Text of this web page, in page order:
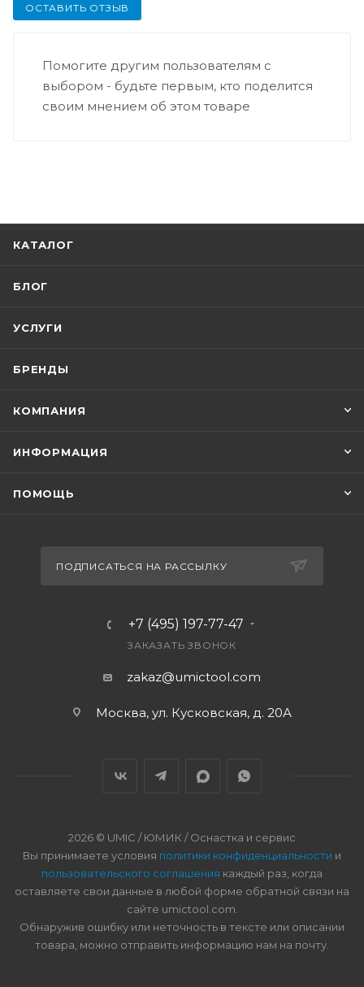
ОСТАВИТЬ ОТЗЫВ
Помогите другим пользователям с
выбором - будьте первым, кто поделится
своим мнением об этом товаре
КАТАЛОГ
БЛОГ
УСЛУГИ
БРЕНДЫ
КОМПАНИЯ
ИНФОРМАЦИЯ
ПОМОЩЬ
ПОДПИСАТЬСЯ НА РАССЫЛКУ
+7 (495) 197-77-47
ЗАКАЗАТЬ ЗВОНОК
zakaz@umictool.com
Москва, ул. Кусковская, д. 20А
2026 © UMIC / ЮМИК / Оснастка и сервис
Вы принимаете условия политики конфиденциальности и
пользовательского соглашения каждый раз, когда
оставляете свои данные в любой форме обратной связи на
сайте umictool.com.
Обнаружив ошибку или неточность в тексте или описании
товара, можно отправить информацию нам на почту.